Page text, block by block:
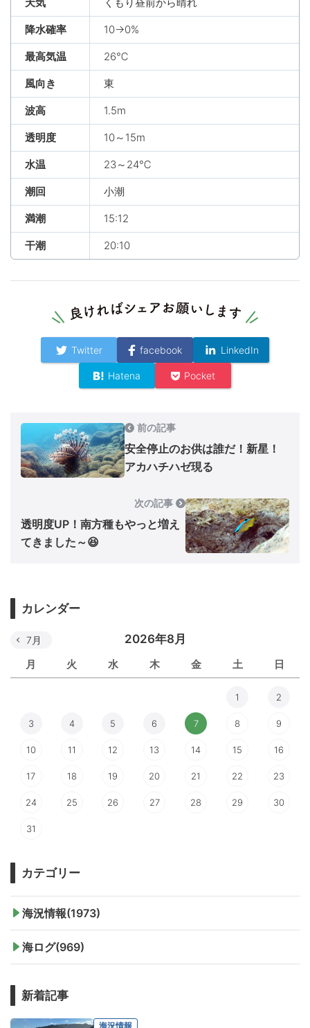
天気 くもり昼前から晴れ
降水確率 10→0%
最高気温 26℃
風向き 東
波高 1.5m
透明度 10～15m
水温 23～24℃
潮回 小潮
満潮 15:12
干潮 20:10
Twitter facebook LinkedIn
Hatena Pocket
前の記事
安全停止のお供は誰だ！新星！
アカハチハゼ現る
次の記事
透明度UP！南方種もやっと増え
てきました～😆
カレンダー
2026年8月
月 火 水 木 金 土 日
7月
1 2
3 4 5 6 7 8 9
10 11 12 13 14 15 16
17 18 19 20 21 22 23
24 25 26 27 28 29 30
31
カテゴリー
海況情報(1973)
海ログ(969)
新着記事
海況情報